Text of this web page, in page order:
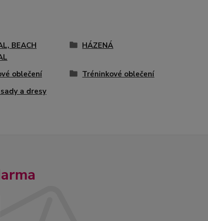
BEACH
HÁZENÁ
oblečení
Tréninkové oblečení
a dresy